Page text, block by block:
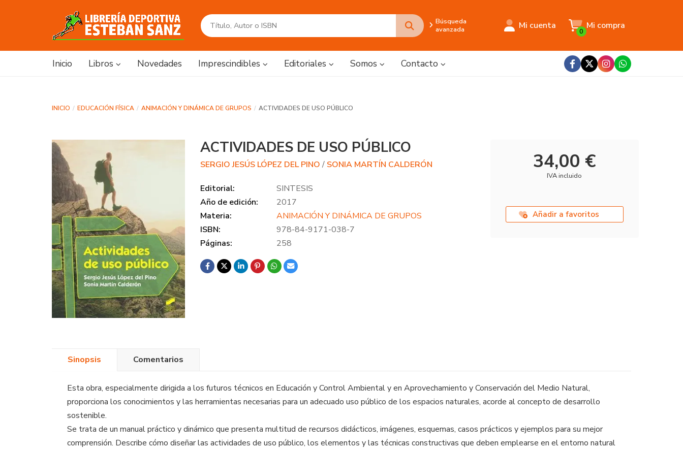
Búsqueda
avanzada
Mi cuenta Mi compra
0
Inicio Libros Novedades Imprescindibles Editoriales Somos Contacto
INICIO EDUCACIÓN FÍSICA ANIMACIÓN Y DINÁMICA DE GRUPOS ACTIVIDADES DE USO PÚBLICO
ACTIVIDADES DE USO PÚBLICO
SERGIO JESÚS LÓPEZ DEL PINO / SONIA MARTÍN CALDERÓN
Editorial:
SINTESIS
Año de edición:
2017
Materia:
ANIMACIÓN Y DINÁMICA DE GRUPOS
ISBN:
978-84-9171-038-7
Páginas:
258
34,00 €
IVA incluido
Añadir a favoritos
Sinopsis Comentarios
Esta obra, especialmente dirigida a los futuros técnicos en Educación y Control Ambiental y en Aprovechamiento y Conservación del Medio Natural,
proporciona los conocimientos y las herramientas necesarias para un adecuado uso público de los espacios naturales, acorde al concepto de desarrollo
sostenible.
Se trata de un manual práctico y dinámico que presenta multitud de recursos didácticos, imágenes, esquemas, casos prácticos y ejemplos para su mejor
comprensión. Describe cómo diseñar las actividades de uso público, los elementos y las técnicas constructivas que deben emplearse en el entorno natural